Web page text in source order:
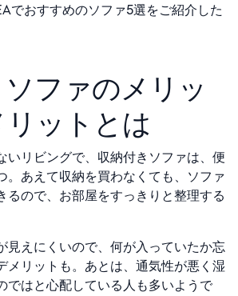
でおすすめのソファ5選をご紹介した
ファのメリッ
リットとは
いリビングで、収納付きソファは、便
。あえて収納を買わなくても、ソファ
るので、お部屋をすっきりと整理する
見えにくいので、何が入っていたか忘
メリットも。あとは、通気性が悪く湿
ではと心配している人も多いようで